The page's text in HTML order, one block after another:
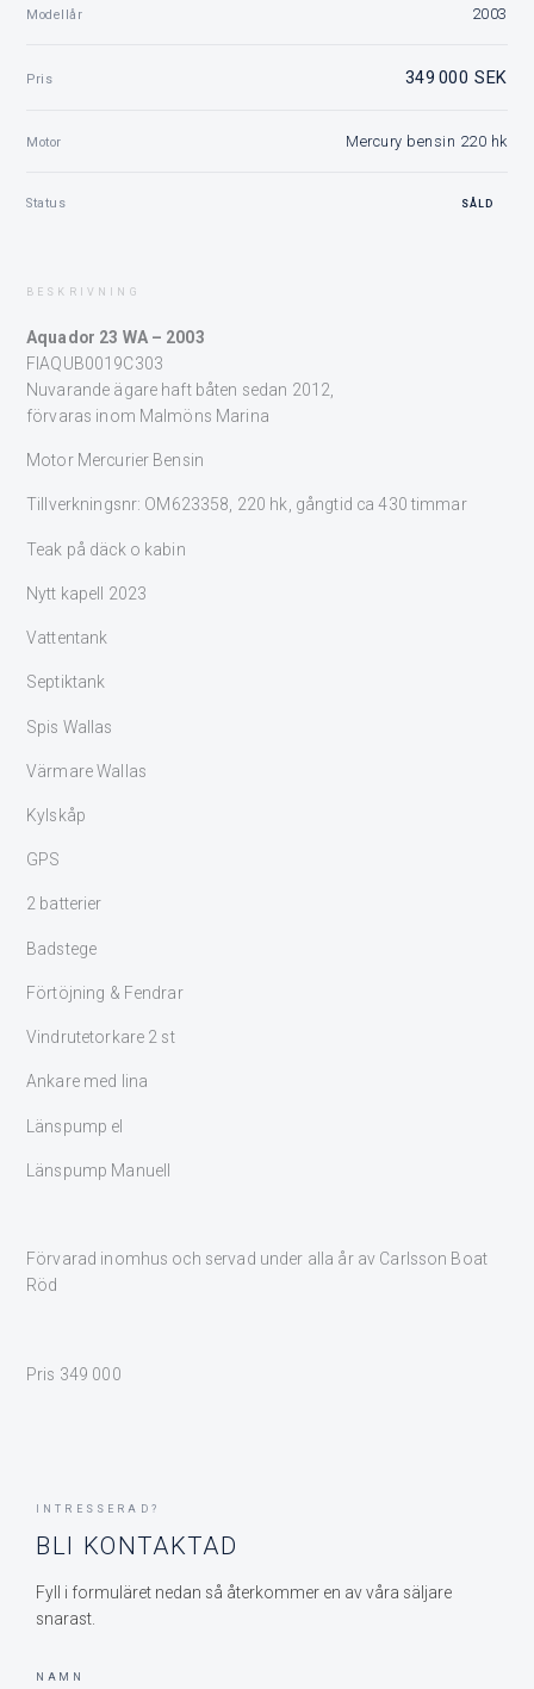
Modellår 2003
Pris 349 000 SEK
Motor Mercury bensin 220 hk
Status SÅLD
BESKRIVNING
Aquador 23 WA – 2003
FIAQUB0019C303
Nuvarande ägare haft båten sedan 2012,
förvaras inom Malmöns Marina
Motor Mercurier Bensin
Tillverkningsnr: OM623358, 220 hk, gångtid ca 430 timmar
Teak på däck o kabin
Nytt kapell 2023
Vattentank
Septiktank
Spis Wallas
Värmare Wallas
Kylskåp
GPS
2 batterier
Badstege
Förtöjning & Fendrar
Vindrutetorkare 2 st
Ankare med lina
Länspump el
Länspump Manuell
Förvarad inomhus och servad under alla år av Carlsson Boat
Röd
Pris 349 000
INTRESSERAD?
BLI KONTAKTAD
Fyll i formuläret nedan så återkommer en av våra säljare
snarast.
NAMN